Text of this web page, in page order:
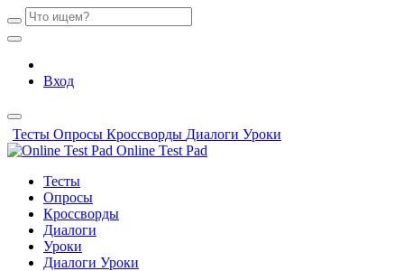
Вход
Тесты Опросы Кроссворды Диалоги Уроки
Online Test Pad
Тесты
Опросы
Кроссворды
Диалоги
Уроки
Диалоги Уроки